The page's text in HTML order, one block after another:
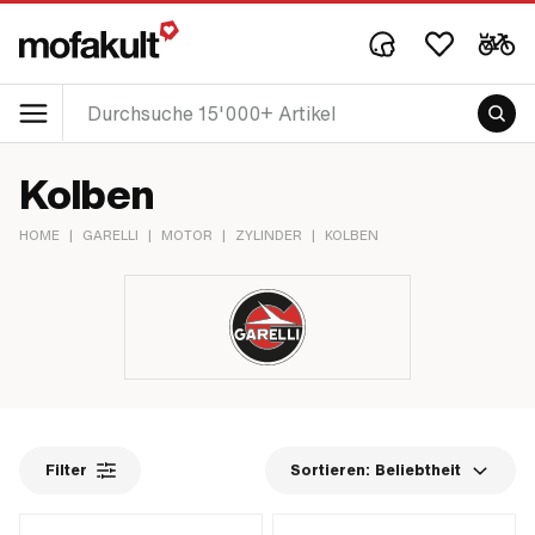
Kolben
HOME | GARELLI | MOTOR | ZYLINDER | KOLBEN
Filter Sortieren: Beliebtheit